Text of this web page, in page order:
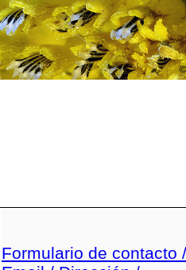
Formulario de contacto /